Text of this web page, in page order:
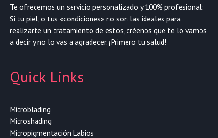
Te ofrecemos un servicio personalizado y 100% profesional:
Si tu piel, o tus «condiciones» no son las ideales para
realizarte un tratamiento de estos, créenos que te lo vamos
a decir y no lo vas a agradecer. ¡Primero tu salud!
Quick Links
Microblading
Microshading
Micropigmentación Labios